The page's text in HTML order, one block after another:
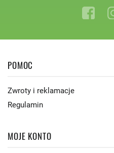
POMOC
Zwroty i reklamacje
Regulamin
MOJE KONTO